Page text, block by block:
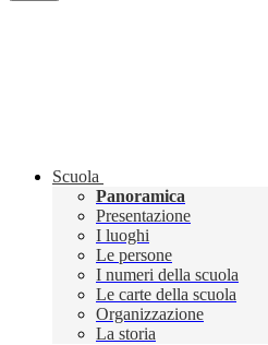
Scuola
Panoramica
Presentazione
I luoghi
Le persone
I numeri della scuola
Le carte della scuola
Organizzazione
La storia